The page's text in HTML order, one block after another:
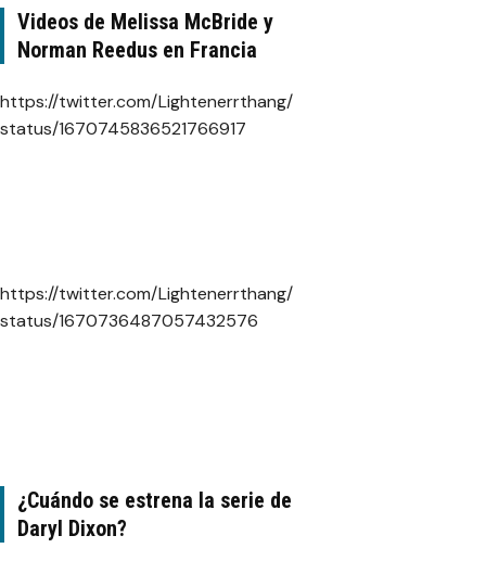
Videos de Melissa McBride y
Norman Reedus en Francia
https://twitter.com/Lightenerrthang/
status/1670745836521766917
https://twitter.com/Lightenerrthang/
status/1670736487057432576
¿Cuándo se estrena la serie de
Daryl Dixon?